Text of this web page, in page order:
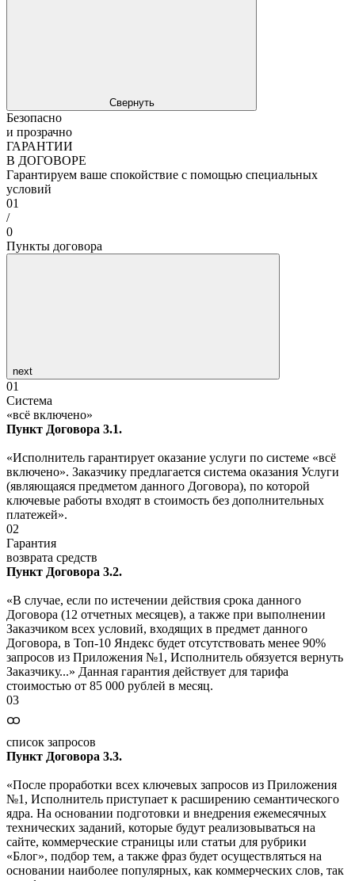
Свернуть
Безопасно
и прозрачно
ГАРАНТИИ
В ДОГОВОРЕ
Гарантируем ваше спокойствие с помощью специальных
условий
01
/
0
Пункты договора
next
01
Система
«всё включено»
Пункт Договора 3.1.
«Исполнитель гарантирует оказание услуги по системе «всё
включено». Заказчику предлагается система оказания Услуги
(являющаяся предметом данного Договора), по которой
ключевые работы входят в стоимость без дополнительных
платежей».
02
Гарантия
возврата средств
Пункт Договора 3.2.
«В случае, если по истечении действия срока данного
Договора (12 отчетных месяцев), а также при выполнении
Заказчиком всех условий, входящих в предмет данного
Договора, в Топ-10 Яндекс будет отсутствовать менее 90%
запросов из Приложения №1, Исполнитель обязуется вернуть
Заказчику...» Данная гарантия действует для тарифа
стоимостью от 85 000 рублей в месяц.
03
ထ
список запросов
Пункт Договора 3.3.
«После проработки всех ключевых запросов из Приложения
№1, Исполнитель приступает к расширению семантического
ядра. На основании подготовки и внедрения ежемесячных
технических заданий, которые будут реализовываться на
сайте, коммерческие страницы или статьи для рубрики
«Блог», подбор тем, а также фраз будет осуществляться на
основании наиболее популярных, как коммерческих слов, так